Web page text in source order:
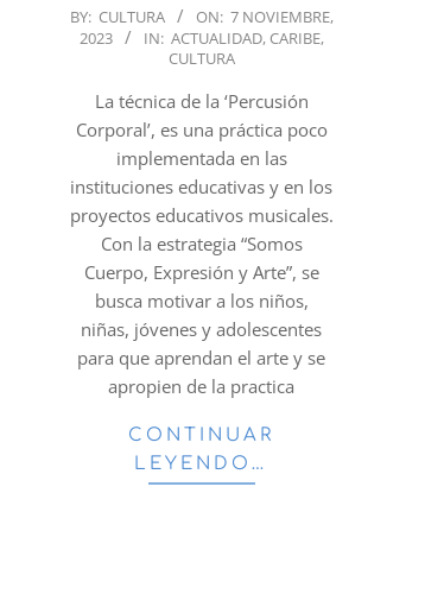
2023-
11-
BY: CULTURA ON: 7 NOVIEMBRE,
2023
IN: ACTUALIDAD, CARIBE,
CULTURA
La técnica de la ‘Percusión
Corporal’, es una práctica poco
implementada en las
instituciones educativas y en los
proyectos educativos musicales.
Con la estrategia “Somos
Cuerpo, Expresión y Arte”, se
busca motivar a los niños,
niñas, jóvenes y adolescentes
para que aprendan el arte y se
apropien de la practica
CONTINUAR
LEYENDO…